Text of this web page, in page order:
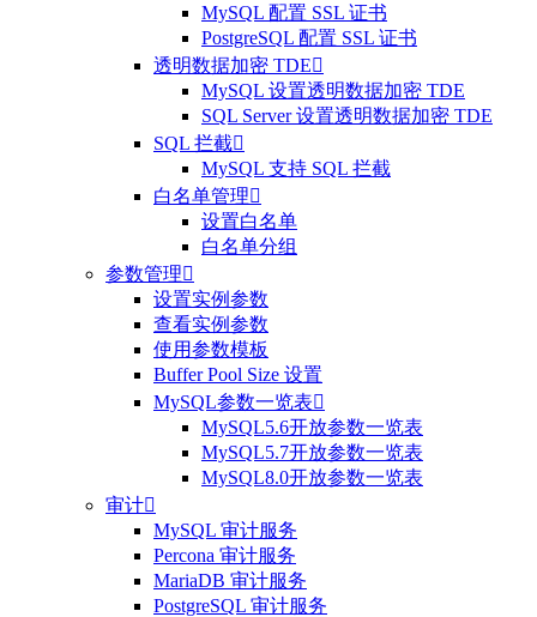
MySQL 配置 SSL 证书
PostgreSQL 配置 SSL 证书
透明数据加密 TDE
MySQL 设置透明数据加密 TDE
SQL Server 设置透明数据加密 TDE
SQL 拦截
MySQL 支持 SQL 拦截
白名单管理
设置白名单
白名单分组
参数管理
设置实例参数
查看实例参数
使用参数模板
Buffer Pool Size 设置
MySQL参数一览表
MySQL5.6开放参数一览表
MySQL5.7开放参数一览表
MySQL8.0开放参数一览表
审计
MySQL 审计服务
Percona 审计服务
MariaDB 审计服务
PostgreSQL 审计服务